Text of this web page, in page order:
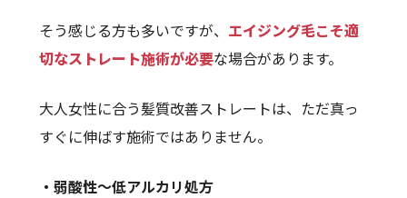
そう感じる方も多いですが、 エイジング毛こそ適
切なストレート施術が必要な場合があります。
大人女性に合う髪質改善ストレートは、ただ真っ
すぐに伸ばす施術ではありません。
・弱酸性〜低アルカリ処方